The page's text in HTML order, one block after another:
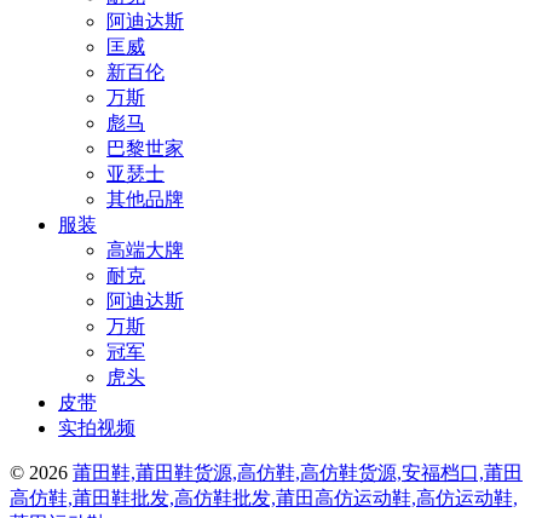
阿迪达斯
匡威
新百伦
万斯
彪马
巴黎世家
亚瑟士
其他品牌
服装
高端大牌
耐克
阿迪达斯
万斯
冠军
虎头
皮带
实拍视频
© 2026 莆田鞋,莆田鞋货源,高仿鞋,高仿鞋货源,安福档口,莆田
高仿鞋,莆田鞋批发,高仿鞋批发,莆田高仿运动鞋,高仿运动鞋,